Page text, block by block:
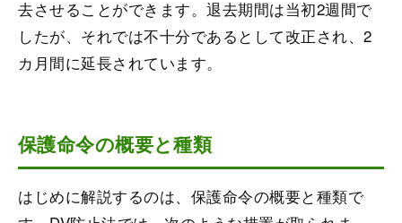
去させることができます。退去期間は当初2週間で
したが、それでは不十分であるとして改正され、2
カ月間に延長されています。
保護命令の概要と種類
はじめに解説するのは、保護命令の概要と種類で